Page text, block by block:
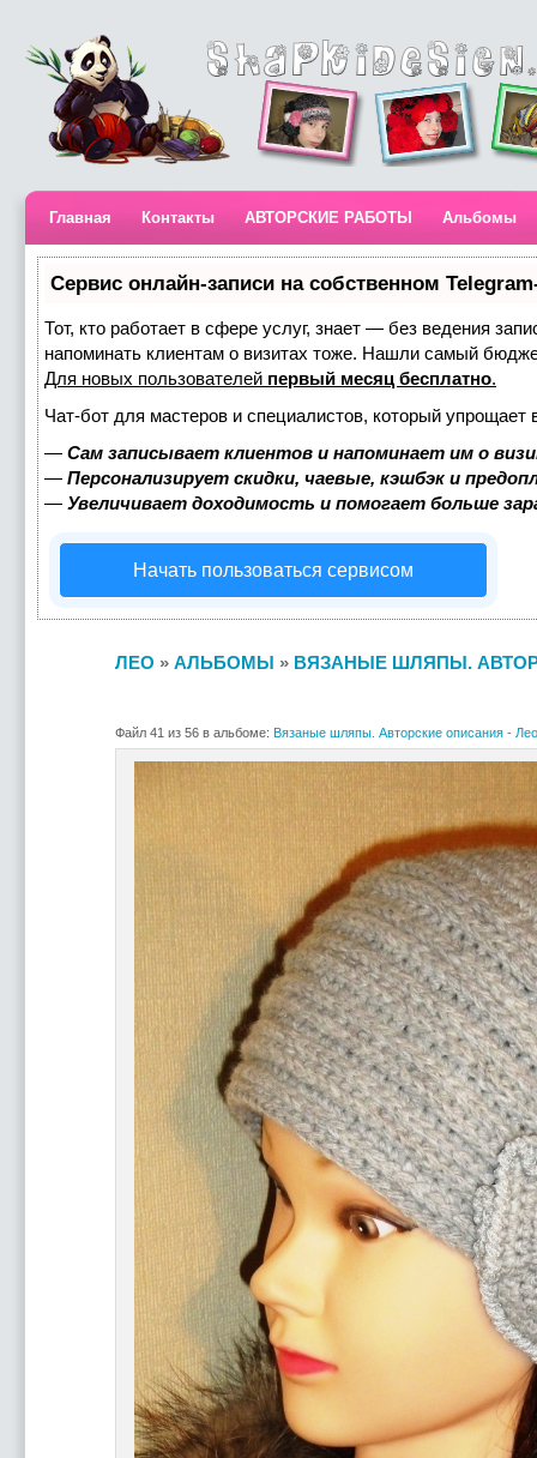
Главная Контакты АВТОРСКИЕ РАБОТЫ Альбомы
Сервис онлайн-записи на собственном
Тот, кто работает в сфере услуг, знает — без ведения
напоминать клиентам о визитах тоже. Нашли самый
Для новых пользователей первый месяц бесплатно.
Чат-бот для мастеров и специалистов, который упрощает
— Сам записывает клиентов и напоминает им о
— Персонализирует скидки, чаевые, кэшбэк и
— Увеличивает доходимость и помогает больше
Начать пользоваться сервисом
ЛЕО » АЛЬБОМЫ » ВЯЗАНЫЕ ШЛЯПЫ.
Файл 41 из 56 в альбоме: Вязаные шляпы. Авторские описания - Лео